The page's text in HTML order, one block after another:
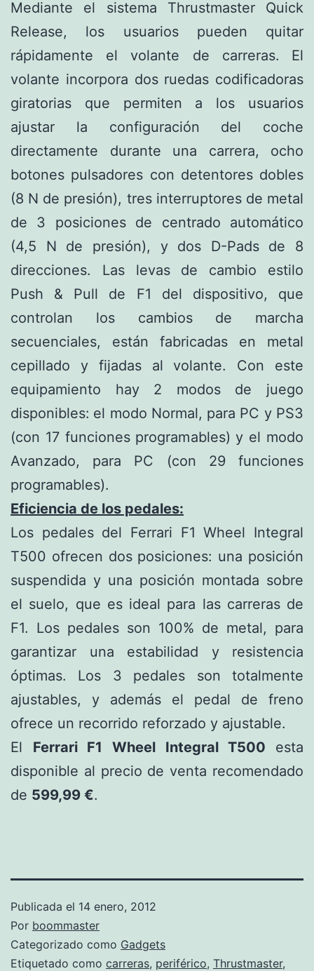
Mediante el sistema Thrustmaster Quick
Release, los usuarios pueden quitar
rápidamente el volante de carreras.
El
volante incorpora dos ruedas codificadoras
giratorias que permiten a los usuarios
ajustar la configuración del coche
directamente durante una carrera, ocho
botones pulsadores con detentores dobles
(8 N de presión), tres interruptores de metal
de 3 posiciones de centrado automático
(4,5 N de presión), y dos D-Pads de 8
direcciones. Las levas de cambio estilo
Push & Pull de F1 del dispositivo, que
controlan los cambios de marcha
secuenciales, están fabricadas en metal
cepillado y fijadas al volante. Con este
equipamiento hay 2 modos de juego
disponibles: el modo Normal, para PC y PS3
(con 17 funciones programables) y el modo
Avanzado, para PC (con 29 funciones
programables).
Eficiencia de los pedales:
Los pedales del Ferrari F1 Wheel Integral
T500 ofrecen dos posiciones: una posición
suspendida y una posición montada sobre
el suelo, que es ideal para las carreras de
F1. Los pedales son 100% de metal, para
garantizar una estabilidad y resistencia
óptimas. Los 3 pedales son totalmente
ajustables, y además el pedal de freno
ofrece un recorrido reforzado y ajustable.
El Ferrari F1 Wheel Integral T500 esta
disponible al precio de venta recomendado
de 599,99 €.
Publicada el 14 enero, 2012
Por boommaster
Categorizado como Gadgets
Etiquetado como carreras, periférico, Thrustmaster,